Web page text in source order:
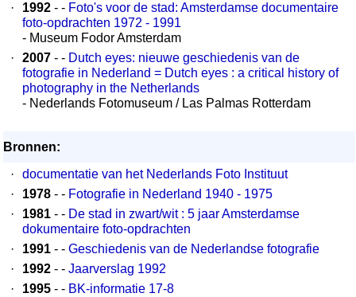
·
1992 - - Foto's voor de stad: Amsterdamse documentaire
foto-opdrachten 1972 - 1991
- Museum Fodor Amsterdam
·
2007 - - Dutch eyes: nieuwe geschiedenis van de
fotografie in Nederland = Dutch eyes : a critical history of
photography in the Netherlands
- Nederlands Fotomuseum / Las Palmas Rotterdam
Bronnen:
·
documentatie van het Nederlands Foto Instituut
·
1978 - - Fotografie in Nederland 1940 - 1975
·
1981 - - De stad in zwart/wit : 5 jaar Amsterdamse
dokumentaire foto-opdrachten
·
1991 - - Geschiedenis van de Nederlandse fotografie
·
1992 - - Jaarverslag 1992
·
1995 - - BK-informatie 17-8